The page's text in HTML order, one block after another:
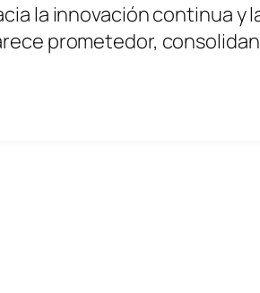
la innovación continua
prometedor,